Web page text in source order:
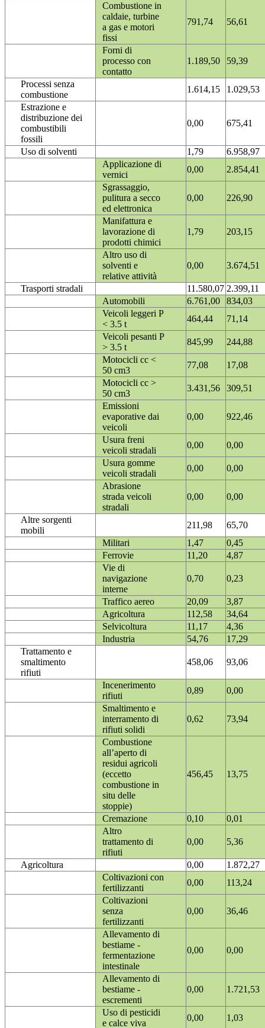
Combustione in
caldaie, turbine
a gas e motori
fissi
791,74 56,61
Forni di
processo con
contatto
1.189,50 59,39
Processi senza
combustione
1.614,15
1.029,53
Estrazione e
distribuzione dei
combustibili
fossili
0,00 675,41
Uso di solventi 1,79
6.958,97
Applicazione di
vernici
0,00
2.854,41
Sgrassaggio,
pulitura a secco
ed elettronica
0,00 226,90
Manifattura e
lavorazione di
prodotti chimici
1,79 203,15
Altro uso di
solventi e
relative attività
0,00 3.674,51
Trasporti stradali 11.580,07 2.399,11
Automobili
6.761,00
834,03
Veicoli leggeri P
< 3.5 t
464,44
71,14
Veicoli pesanti P
> 3.5 t
845,99
244,88
Motocicli cc <
50 cm3
77,08
17,08
Motocicli cc >
50 cm3
3.431,56
309,51
Emissioni
evaporative dai
veicoli
0,00 922,46
Usura freni
veicoli stradali
0,00
0,00
Usura gomme
veicoli stradali
0,00
0,00
Abrasione
strada veicoli
stradali
0,00 0,00
Altre sorgenti
mobili
211,98
65,70
Militari
1,47
0,45
Ferrovie
11,20
4,87
Vie di
navigazione
interne
0,70 0,23
Traffico aereo 20,09
3,87
Agricoltura
112,58
34,64
Selvicoltura
11,17
4,36
Industria
54,76
17,29
Trattamento e
smaltimento
rifiuti
458,06 93,06
Incenerimento
rifiuti
0,89
0,00
Smaltimento e
interramento di
rifiuti solidi
0,62 73,94
Combustione
all’aperto di
residui agricoli
(eccetto
combustione in
situ delle
stoppie)
456,45 13,75
Cremazione 0,10
0,01
Altro
trattamento di
rifiuti
0,00 5,36
Agricoltura 0,00
1.872,27
Coltivazioni con
fertilizzanti
0,00
113,24
Coltivazioni
senza
fertilizzanti
0,00 36,46
Allevamento di
bestiame -
fermentazione
intestinale
0,00 0,00
Allevamento di
bestiame -
escrementi
0,00 1.721,53
Uso di pesticidi
e calce viva
0,00 1,03